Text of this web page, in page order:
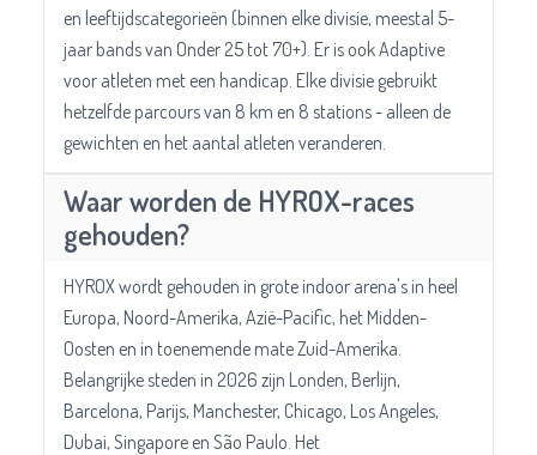
en leeftijdscategorieën (binnen elke divisie, meestal 5-
jaar bands van Onder 25 tot 70+). Er is ook Adaptive
voor atleten met een handicap. Elke divisie gebruikt
hetzelfde parcours van 8 km en 8 stations - alleen de
gewichten en het aantal atleten veranderen.
Waar worden de HYROX-races
gehouden?
HYROX wordt gehouden in grote indoor arena's in heel
Europa, Noord-Amerika, Azië-Pacific, het Midden-
Oosten en in toenemende mate Zuid-Amerika.
Belangrijke steden in 2026 zijn Londen, Berlijn,
Barcelona, Parijs, Manchester, Chicago, Los Angeles,
Dubai, Singapore en São Paulo. Het